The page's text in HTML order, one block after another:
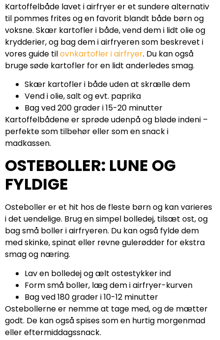
Kartoffelbåde lavet i airfryer er et sundere alternativ
til pommes frites og en favorit blandt både børn og
voksne. Skær kartofler i både, vend dem i lidt olie og
krydderier, og bag dem i airfryeren som beskrevet i
vores guide tilovnkartofler i airfryer. Du kan også
bruge søde kartofler for en lidt anderledes smag.
Skær kartofler i både uden at skrælle dem
Vend i olie, salt og evt. paprika
Bag ved 200 grader i 15-20 minutter
Kartoffelbådene er sprøde udenpå og bløde indeni –
perfekte som tilbehør eller som en snack i
madkassen.
OSTEBOLLER: LUNE OG
FYLDIGE
Osteboller er et hit hos de fleste børn og kan varieres
i det uendelige. Brug en simpel bolledej, tilsæt ost, og
bag små boller i airfryeren. Du kan også fylde dem
med skinke, spinat eller revne gulerødder for ekstra
smag og næring.
Lav en bolledej og ælt ostestykker ind
Form små boller, læg dem i airfryer-kurven
Bag ved 180 grader i 10-12 minutter
Ostebollerne er nemme at tage med, og de mætter
godt. De kan også spises som en hurtig morgenmad
eller eftermiddagssnack.